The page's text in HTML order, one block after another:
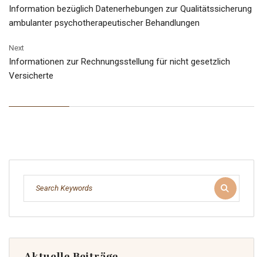
Information bezüglich Datenerhebungen zur Qualitätssicherung
ambulanter psychotherapeutischer Behandlungen
Next
Informationen zur Rechnungsstellung für nicht gesetzlich
Versicherte